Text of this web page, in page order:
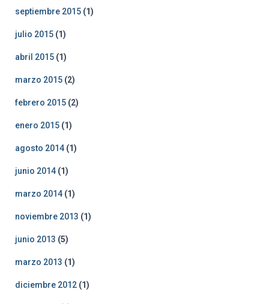
septiembre 2015 (1)
julio 2015 (1)
abril 2015 (1)
marzo 2015 (2)
febrero 2015 (2)
enero 2015 (1)
agosto 2014 (1)
junio 2014 (1)
marzo 2014 (1)
noviembre 2013 (1)
junio 2013 (5)
marzo 2013 (1)
diciembre 2012 (1)